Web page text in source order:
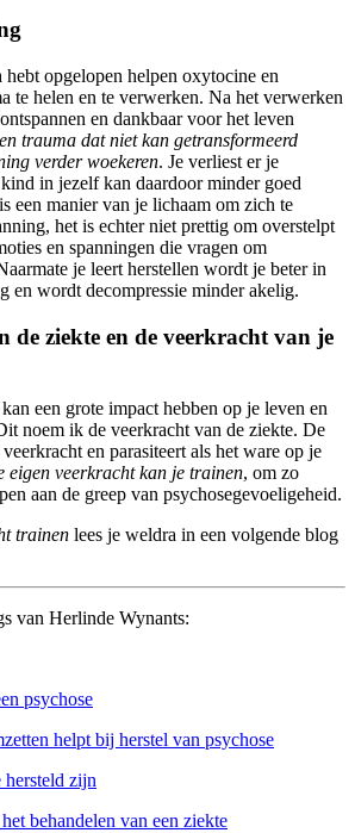
hebt opgelopen helpen oxytocine en
te helen en te verwerken. Na het verwerken
en dankbaar voor het leven
trauma dat niet kan getransformeerd
verder woekeren. Je verliest er je
in jezelf kan daardoor minder goed
een manier van je lichaam om zich te
het is echter niet prettig om overstelpt
en spanningen die vragen om
je leert herstellen wordt je beter in
en wordt decompressie minder akelig.
de ziekte en de veerkracht van je
een grote impact hebben op je leven en
noem ik de veerkracht van de ziekte. De
en parasiteert als het ware op je
eigen veerkracht kan je trainen, om zo
aan de greep van psychosegevoeligeheid.
trainen lees je weldra in een volgende blog
van Herlinde Wynants:
psychose
helpt bij herstel van psychose
hersteld zijn
behandelen van een ziekte